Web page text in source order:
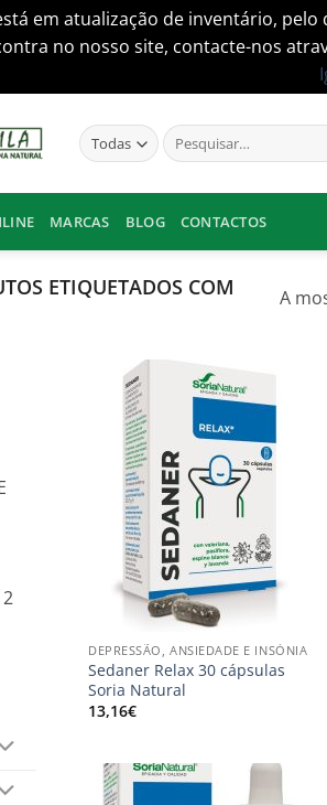
está em atualização de inventário,
no nosso site, contacte-nos
Pesquisar
por:
MARCAS BLOG CONTACTOS
ETIQUETADOS COM
A
2
desejos
DEPRESSÃO, ANSIEDADE E INSÓNIA
Sedaner Relax 30 cápsulas
Soria Natural
13,16€